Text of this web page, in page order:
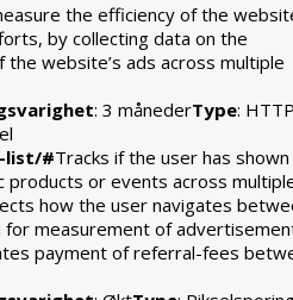
the efficiency of the
by collecting data on the
website’s ads across multiple
: 3 månederType:
list/#Tracks if the user has shown
products or events across
how the user navigates
for measurement of
payment of referral-fees